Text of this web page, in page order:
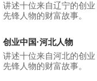
讲述十位来自辽宁的创业
先锋人物的财富故事。
创业中国·河北人物
讲述十位来自河北的创业
先锋人物的财富故事。